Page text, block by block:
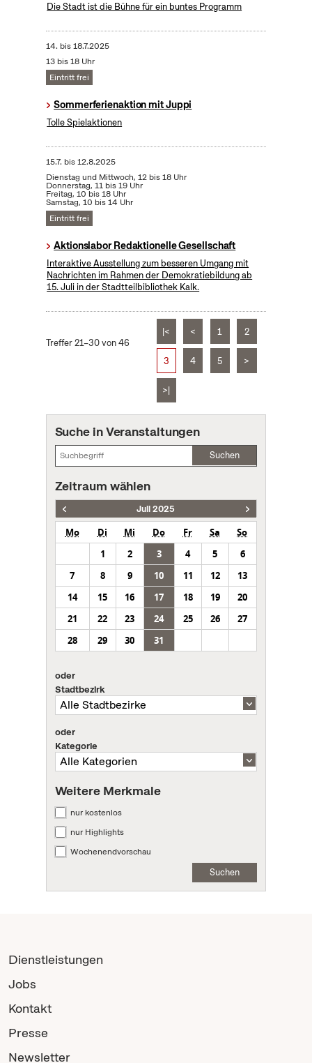
Die Stadt ist die Bühne für ein buntes Programm
14. bis18.7.2025
13 bis 18 Uhr
Eintritt frei
Sommerferienaktion mit Juppi
Tolle Spielaktionen
15.7. bis12.8.2025
Dienstag und Mittwoch, 12 bis 18 Uhr
Donnerstag, 11 bis 19 Uhr
Freitag, 10 bis 18 Uhr
Samstag, 10 bis 14 Uhr
Eintritt frei
Aktionslabor Redaktionelle Gesellschaft
Interaktive Ausstellung zum besseren Umgang mit
Nachrichten im Rahmen der Demokratiebildung ab
15. Juli in der Stadtteilbibliothek Kalk.
Treffer 21–30 von 46
|< < 1 2
3 4 5 >
>|
Suche in Veranstaltungen
Suchen
Zeitraum wählen
Juli 2025
Mo Di Mi Do Fr Sa
So
1
2 3 4 5
6
7
8 9 10 11 12
13
14
15 16 17 18 19
20
21
22 23 24 25 26
27
28
29 30 31
oder
Stadtbezirk
oder
Kategorie
Weitere Merkmale
nur kostenlos
nur Highlights
Wochenendvorschau
Suchen
Dienstleistungen
Jobs
Kontakt
Presse
Newsletter